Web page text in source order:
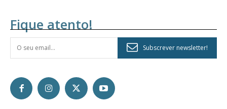
Fique atento!
Subscrever newsletter!